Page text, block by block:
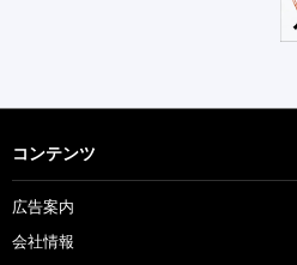
コンテンツ
広告案内
会社情報